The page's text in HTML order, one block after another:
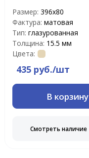
Размер: 396х80
Фактура: матовая
Тип: глазурованная
Толщина: 15.5 мм
Цвета:
435 руб./шт
В корзину
Смотреть наличие